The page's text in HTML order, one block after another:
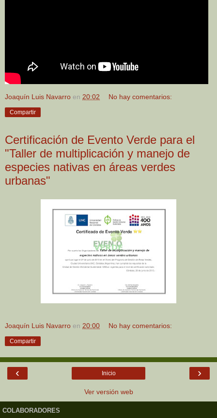
Joaquín Luis Navarro en 20:02 No hay comentarios:
Compartir
Certificación de Evento Verde para el
"Taller de multiplicación y manejo de
especies nativas en áreas verdes
urbanas"
Joaquín Luis Navarro en 20:00 No hay comentarios:
Compartir
‹ ›
Inicio
Ver versión web
COLABORADORES